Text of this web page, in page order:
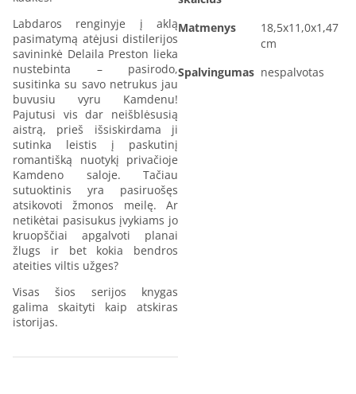
Labdaros renginyje į aklą
pasimatymą atėjusi distilerijos
savininkė Delaila Preston lieka
nustebinta – pasirodo,
susitinka su savo netrukus jau
buvusiu vyru Kamdenu!
Pajutusi vis dar neišblėsusią
aistrą, prieš išsiskirdama ji
sutinka leistis į paskutinį
romantišką nuotykį privačioje
Kamdeno saloje. Tačiau
sutuoktinis yra pasiruošęs
atsikovoti žmonos meilę. Ar
netikėtai pasisukus įvykiams jo
kruopščiai apgalvoti planai
žlugs ir bet kokia bendros
ateities viltis užges?
Visas šios serijos knygas
galima skaityti kaip atskiras
istorijas.
Matmenys
18,5x11,0x1,47
cm
Spalvingumas nespalvotas